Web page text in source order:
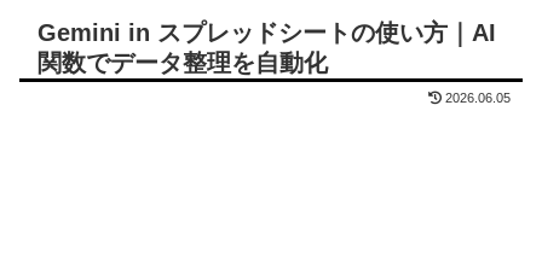
Gemini in スプレッドシートの使い方｜AI
関数でデータ整理を自動化
2026.06.05